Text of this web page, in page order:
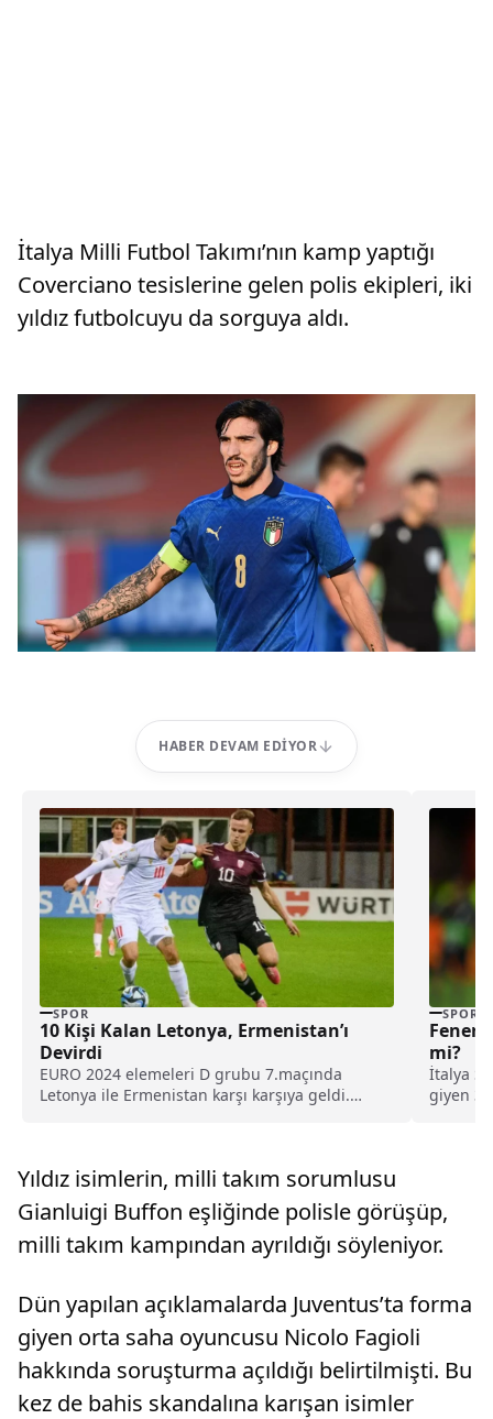
İtalya Milli Futbol Takımı’nın kamp yaptığı
Coverciano tesislerine gelen polis ekipleri, iki
yıldız futbolcuyu da sorguya aldı.
HABER DEVAM EDIYOR
SPOR
10 Kişi Kalan Letonya, Ermenistan’ı
Devirdi
EURO 2024 elemeleri D grubu 7.maçında
Letonya ile Ermenistan karşı karşıya geldi.
SPOR
mi?
İtalya
giyen
Yıldız isimlerin, milli takım sorumlusu
Gianluigi Buffon eşliğinde polisle görüşüp,
milli takım kampından ayrıldığı söyleniyor.
Dün yapılan açıklamalarda Juventus’ta forma
giyen orta saha oyuncusu Nicolo Fagioli
hakkında soruşturma açıldığı belirtilmişti. Bu
kez de bahis skandalına karışan isimler